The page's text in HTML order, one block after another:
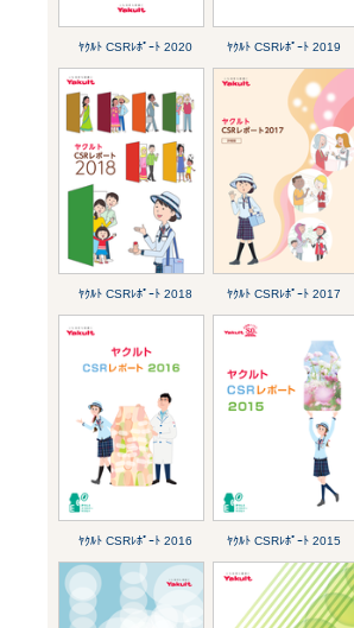
ﾔｸﾙﾄ CSRﾚﾎﾟｰﾄ 2020 ﾔｸﾙﾄ CSRﾚﾎﾟｰﾄ 2019
ﾔｸﾙﾄ CSRﾚﾎﾟｰﾄ 2018 ﾔｸﾙﾄ CSRﾚﾎﾟｰﾄ 2017
ﾔｸﾙﾄ CSRﾚﾎﾟｰﾄ 2016 ﾔｸﾙﾄ CSRﾚﾎﾟｰﾄ 2015